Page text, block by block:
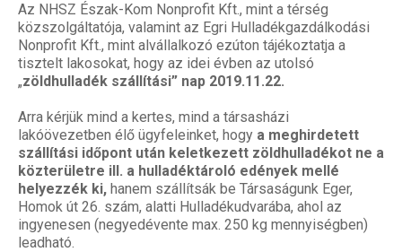
Az NHSZ Észak-Kom Nonprofit Kft., mint a térség
közszolgáltatója, valamint az Egri Hulladékgazdálkodási
Nonprofit Kft., mint alvállalkozó ezúton tájékoztatja a
tisztelt lakosokat, hogy az idei évben az utolsó
„zöldhulladék szállítási” nap 2019.11.22.
Arra kérjük mind a kertes, mind a társasházi
lakóövezetben élő ügyfeleinket, hogy a meghirdetett
szállítási időpont után keletkezett zöldhulladékot ne a
közterületre ill. a hulladéktároló edények mellé
helyezzék ki, hanem szállítsák be Társaságunk Eger,
Homok út 26. szám, alatti Hulladékudvarába, ahol az
ingyenesen (negyedévente max. 250 kg mennyiségben)
leadható.